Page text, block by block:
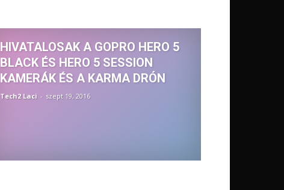
HIVATALOSAK A GOPRO HERO 5
BLACK ÉS HERO 5 SESSION
KAMERÁK ÉS A KARMA DRÓN
Tech2 Laci - szept 19, 2016